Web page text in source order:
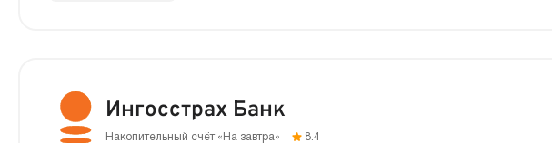
Ингосстрах Банк
Накопительный счёт «На завтра» 8.4